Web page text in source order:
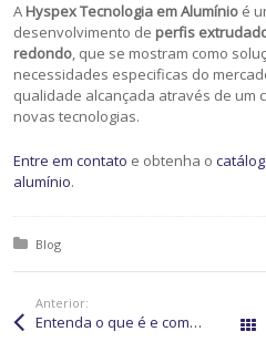
A Hyspex Tecnologia em Alumínio é
desenvolvimento de perfis
redondo, que se mostram como
necessidades especificas do
qualidade alcançada através de um
novas tecnologias.
Entre em contato e obtenha o
alumínio.
Posted in:
Blog
Anterior:
Entenda o que é e como usar um perfil alumínio CNC